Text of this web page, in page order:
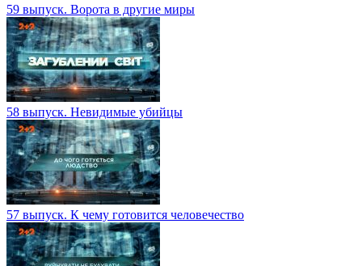
59 выпуск. Ворота в другие миры
58 выпуск. Невидимые убийцы
57 выпуск. К чему готовится человечество